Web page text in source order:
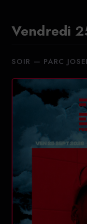
Vendredi
SOIR — PARC